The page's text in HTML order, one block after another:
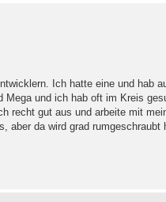
Ich hatte eine und hab
Mega und ich hab oft im Kreis
recht gut aus und arbeite mit
aber da wird grad rumgeschraubt